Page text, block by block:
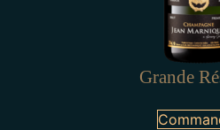
Grande